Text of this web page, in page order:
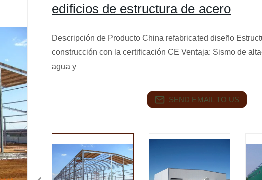
edificios de estructura de acero
Descripción de Producto China refabricated diseño
construcción con la certificación CE Ventaja: Sismo de
agua y
SEND EMAIL TO US